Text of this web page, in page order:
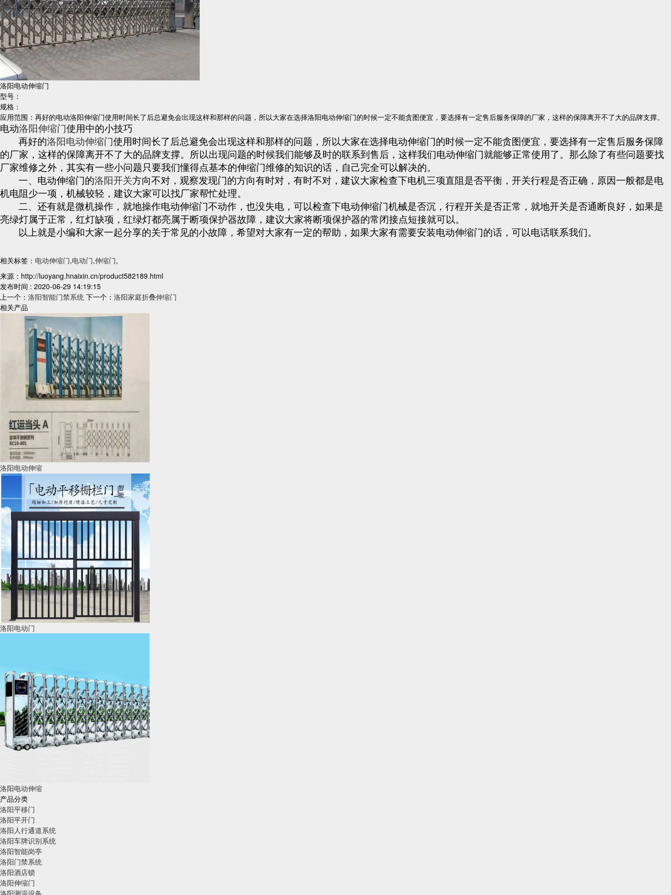
洛阳电动伸缩门
型号：
规格：
应用范围：再好的电动洛阳伸缩门使用时间长了后总避免会出现这样和那样的问题，所以大家在选择洛阳电动伸缩门的时候一定不能贪图便宜，要选择有一定售后服务保障的厂家，这样的保障离开不了大的品牌支撑。
电动洛阳伸缩门使用中的小技巧
再好的洛阳电动伸缩门使用时间长了后总避免会出现这样和那样的问题，所以大家在选择电动伸缩门的时候一定不能贪图便宜，要选择有一定售后服务保障
的厂家，这样的保障离开不了大的品牌支撑。所以出现问题的时候我们能够及时的联系到售后，这样我们电动伸缩门就能够正常使用了。那么除了有些问题要找
厂家维修之外，其实有一些小问题只要我们懂得点基本的伸缩门维修的知识的话，自己完全可以解决的。
一、 电动伸缩门的洛阳开关方向不对，观察发现门的方向有时对，有时不对，建议大家检查下电机三项直阻是否平衡，开关行程是否正确，原因一般都是电
机电阻少一项，机械较轻，建议大家可以找厂家帮忙处理。
二、还有就是微机操作，就地操作电动伸缩门不动作，也没失电，可以检查下电动伸缩门机械是否沉，行程开关是否正常，就地开关是否通断良好，如果是
亮绿灯属于正常，红灯缺项，红绿灯都亮属于断项保护器故障，建议大家将断项保护器的常闭接点短接就可以。
以上就是小编和大家一起分享的关于常见的小故障，希望对大家有一定的帮助，如果大家有需要安装电动伸缩门的话，可以电话联系我们。
相关标签： 电动伸缩门,电动门,伸缩门,
来源：http://luoyang.hnaixin.cn/product582189.html
发布时间 : 2020-06-29 14:19:15
上一个： 洛阳智能门禁系统 下一个： 洛阳家庭折叠伸缩门
相关产品
洛阳电动伸缩
洛阳电动门
洛阳电动伸缩
产品分类
洛阳平移门
洛阳平开门
洛阳人行通道系统
洛阳车牌识别系统
洛阳智能岗亭
洛阳门禁系统
洛阳酒店锁
洛阳伸缩门
洛阳测温设备